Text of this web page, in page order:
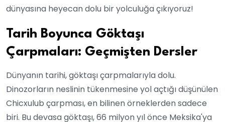
dünyasına heyecan dolu bir yolculuğa çıkıyoruz!
Tarih Boyunca Göktaşı
Çarpmaları: Geçmişten Dersler
Dünyanın tarihi, göktaşı çarpmalarıyla dolu.
Dinozorların neslinin tükenmesine yol açtığı düşünülen
Chicxulub çarpması, en bilinen örneklerden sadece
biri. Bu devasa göktaşı, 66 milyon yıl önce Meksika'ya